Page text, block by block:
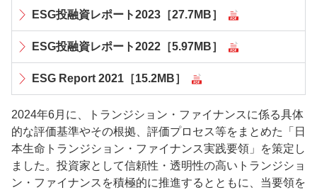
ESG投融資レポート2023［27.7MB］
ESG投融資レポート2022［5.97MB］
ESG Report 2021［15.2MB］
2024年6月に、トランジション・ファイナンスに係る具体
的な評価基準やその根拠、評価プロセス等をまとめた「日
本生命トランジション・ファイナンス実践要領」を策定し
ました。投資家として信頼性・透明性の高いトランジショ
ン・ファイナンスを積極的に推進するとともに、当要領を